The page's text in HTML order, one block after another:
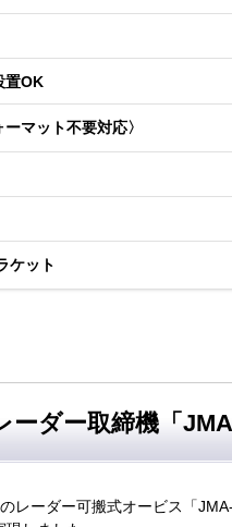
置OK
マット不要対応〉
ケット
ーダー取締機「
レーダー可搬式オービス「